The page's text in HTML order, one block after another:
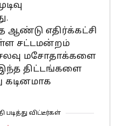
ஆண்டு எதிர்க்கட்சி
சட்டமன்றம்
மசோதாக்களை
திட்டங்களை
கடினமாக
படித்து விட்டீர்கள்